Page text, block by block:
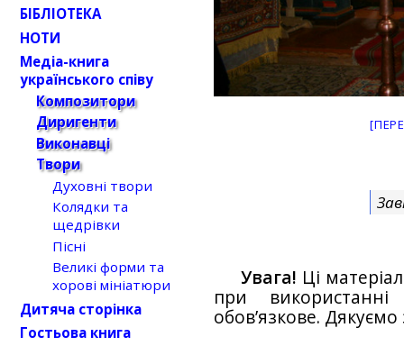
Увага! Ці
при
обов’язкове.
БІБЛІОТЕКА
НОТИ
Медіа-книга
українського співу
Композитори
Диригенти
Виконавці
Твори
Духовні твори
Колядки та
щедрівки
Пісні
Великі форми та
хорові мініатюри
Дитяча сторінка
Гостьова книга